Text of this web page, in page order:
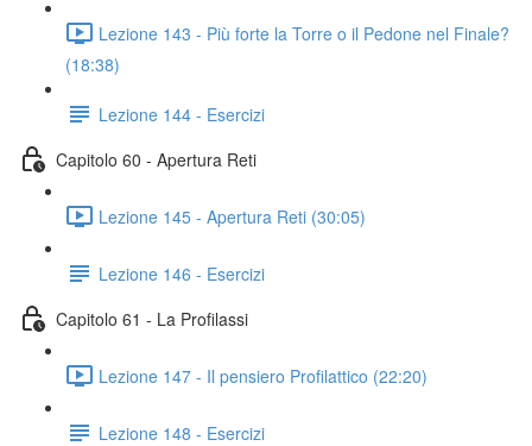
Lezione 143 - Più forte la Torre o il Pedone nel Finale?
(18:38)
Lezione 144 - Esercizi
Capitolo 60 - Apertura Reti
Lezione 145 - Apertura Reti (30:05)
Lezione 146 - Esercizi
Capitolo 61 - La Profilassi
Lezione 147 - Il pensiero Profilattico (22:20)
Lezione 148 - Esercizi